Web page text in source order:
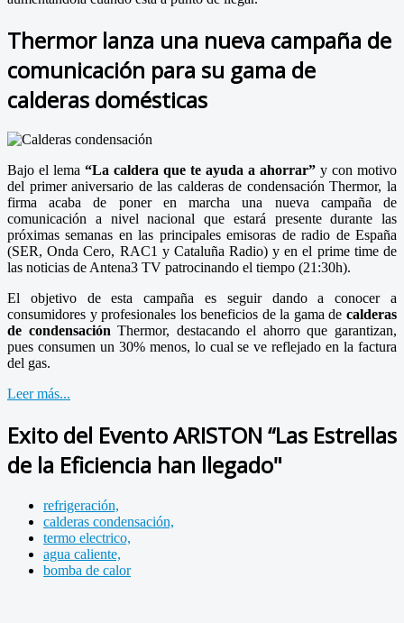
Thermor lanza una nueva campaña de
comunicación para su gama de
calderas domésticas
Bajo el lema “La caldera que te ayuda a ahorrar” y con motivo
del primer aniversario de las calderas de condensación Thermor, la
firma acaba de poner en marcha una nueva campaña de
comunicación a nivel nacional que estará presente durante las
próximas semanas en las principales emisoras de radio de España
(SER, Onda Cero, RAC1 y Cataluña Radio) y en el prime time de
las noticias de Antena3 TV patrocinando el tiempo (21:30h).
El objetivo de esta campaña es seguir dando a conocer a
consumidores y profesionales los beneficios de la gama de calderas
de condensaciónThermor, destacando el ahorro que garantizan,
pues consumen un 30% menos, lo cual se ve reflejado en la factura
del gas.
Leer más...
Exito del Evento ARISTON “Las Estrellas
de la Eficiencia han llegado"
refrigeración,
calderas condensación,
termo electrico,
agua caliente,
bomba de calor